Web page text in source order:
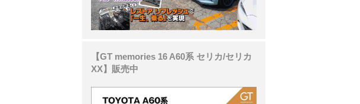
【GT memories 16 A60系 セリカ/セリカ
XX】販売中